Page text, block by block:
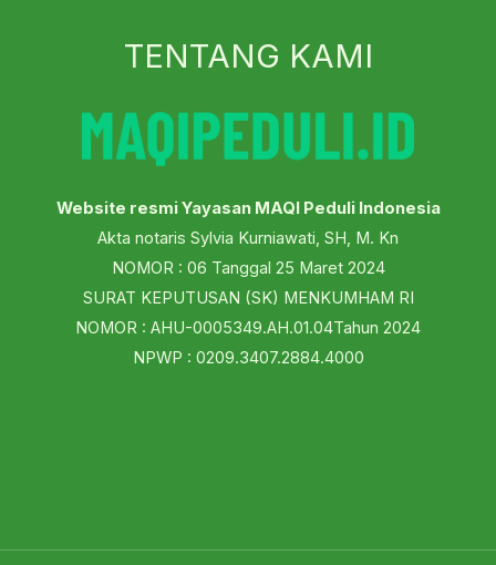
TENTANG KAMI
Website resmi Yayasan MAQI Peduli Indonesia
Akta notaris Sylvia Kurniawati, SH, M. Kn
NOMOR : 06 Tanggal 25 Maret 2024
SURAT KEPUTUSAN (SK) MENKUMHAM RI
NOMOR : AHU-0005349.AH.01.04Tahun 2024
NPWP : 0209.3407.2884.4000